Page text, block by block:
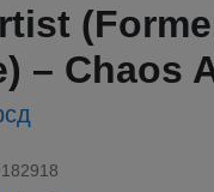
‎– Chaos